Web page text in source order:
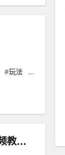
#玩法 胡子
湖南衡阳字牌_麻将_跑胡子_十三张游戏平台（含架设视频教程）